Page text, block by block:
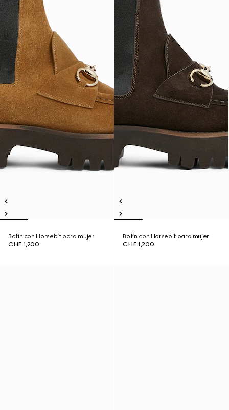
Botín con Horsebit para mujer
CHF 1,200
Botín con Horsebit para mujer
CHF 1,200